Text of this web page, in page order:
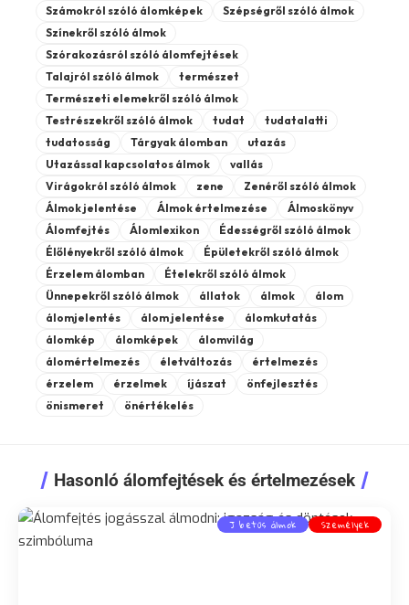
Számokról szóló álomképek
Szépségről szóló álmok
Színekről szóló álmok
Szórakozásról szóló álomfejtések
Talajról szóló álmok
természet
Természeti elemekről szóló álmok
Testrészekről szóló álmok
tudat
tudatalatti
tudatosság
Tárgyak álomban
utazás
Utazással kapcsolatos álmok
vallás
Virágokról szóló álmok
zene
Zenéről szóló álmok
Álmok jelentése
Álmok értelmezése
Álmoskönyv
Álomfejtés
Álomlexikon
Édességről szóló álmok
Élőlényekről szóló álmok
Épületekről szóló álmok
Érzelem álomban
Ételekről szóló álmok
Ünnepekről szóló álmok
állatok álmok
álom
álomjelentés
álom jelentése
álomkutatás
álomkép
álomképek
álomvilág
álomértelmezés
életváltozás
értelmezés
érzelem
érzelmek íjászat
önfejlesztés
önismeret
önértékelés
Hasonló álomfejtések és értelmezések
J betűs álmok Személyek